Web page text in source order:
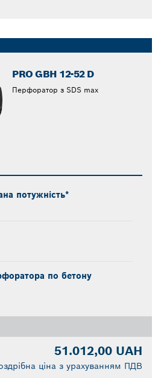
PRO GBH 12-52 D
Перфоратор з SDS max
потужність*
по бетону
51.012,00 UAH
ціна з урахуванням ПДВ